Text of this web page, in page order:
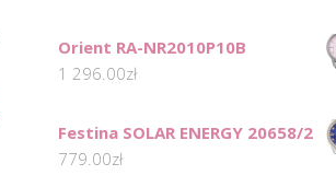
Orient RA-NR2010P10B
1 296.00zł
Festina SOLAR ENERGY 20658/2
779.00zł